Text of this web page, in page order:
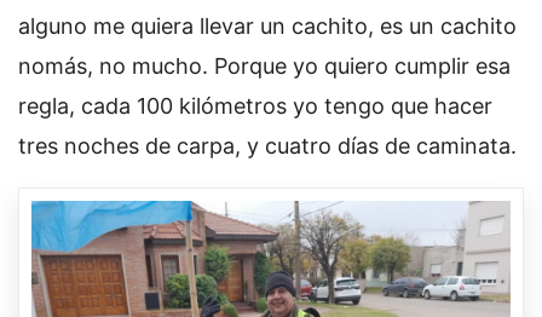
alguno me quiera llevar un cachito, es un cachito
nomás, no mucho. Porque yo quiero cumplir esa
regla, cada 100 kilómetros yo tengo que hacer
tres noches de carpa, y cuatro días de caminata.